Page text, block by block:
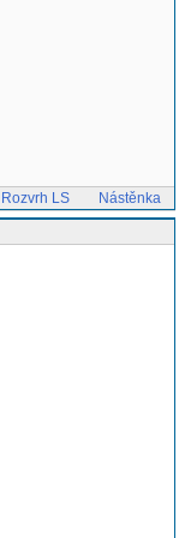
Rozvrh LS
Nástěnka